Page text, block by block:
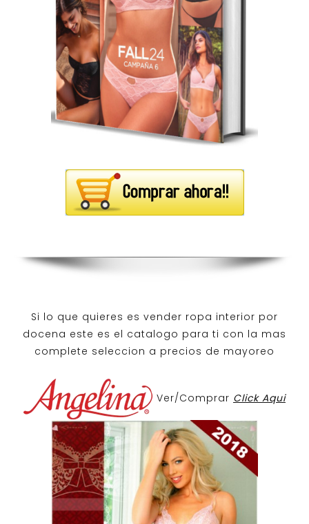
Si lo que quieres es vender ropa interior por
docena este es el catalogo para ti con la mas
complete seleccion a precios de mayoreo
Ver/Comprar Click Aqui